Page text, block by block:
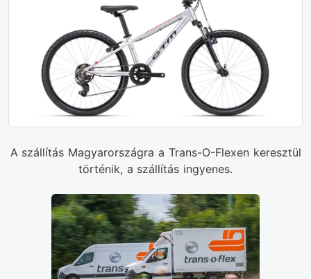
A szállítás Magyarországra a Trans-O-Flexen keresztül
történik, a szállítás ingyenes.